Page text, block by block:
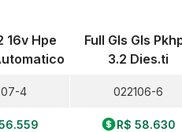
16v Hpe
4
Full Gls Gls
3.2 Dies.ti
022106-6
R$ 58.630